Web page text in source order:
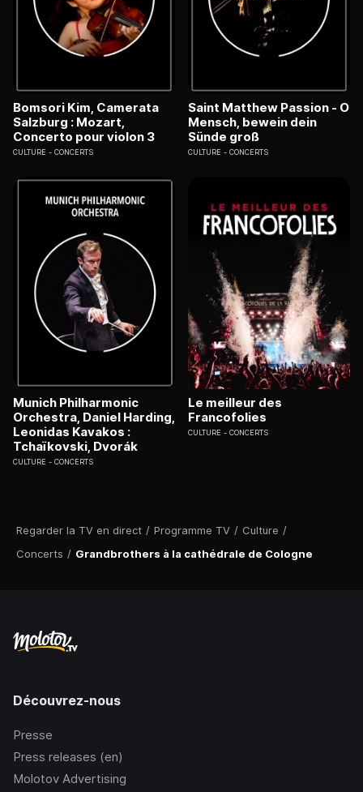
Regarder la TV en direct / Programme TV / Culture /
Concerts / Grandbrothers à la cathédrale de Cologne
Bomsori Kim, Camerata
Salzburg : Mozart,
Concerto pour violon 3
CULTURE CONCERTS
Saint Matthew Passion - O
Mensch, bewein dein
Sünde groß
CULTURE CONCERTS
Munich Philharmonic
Orchestra, Daniel Harding,
Leonidas Kavakos :
Tchaïkovski, Dvorák
CULTURE CONCERTS
Le meilleur des
Francofolies
CULTURE CONCERTS
Découvrez-nous
Presse
Press releases (en)
Molotov Advertising